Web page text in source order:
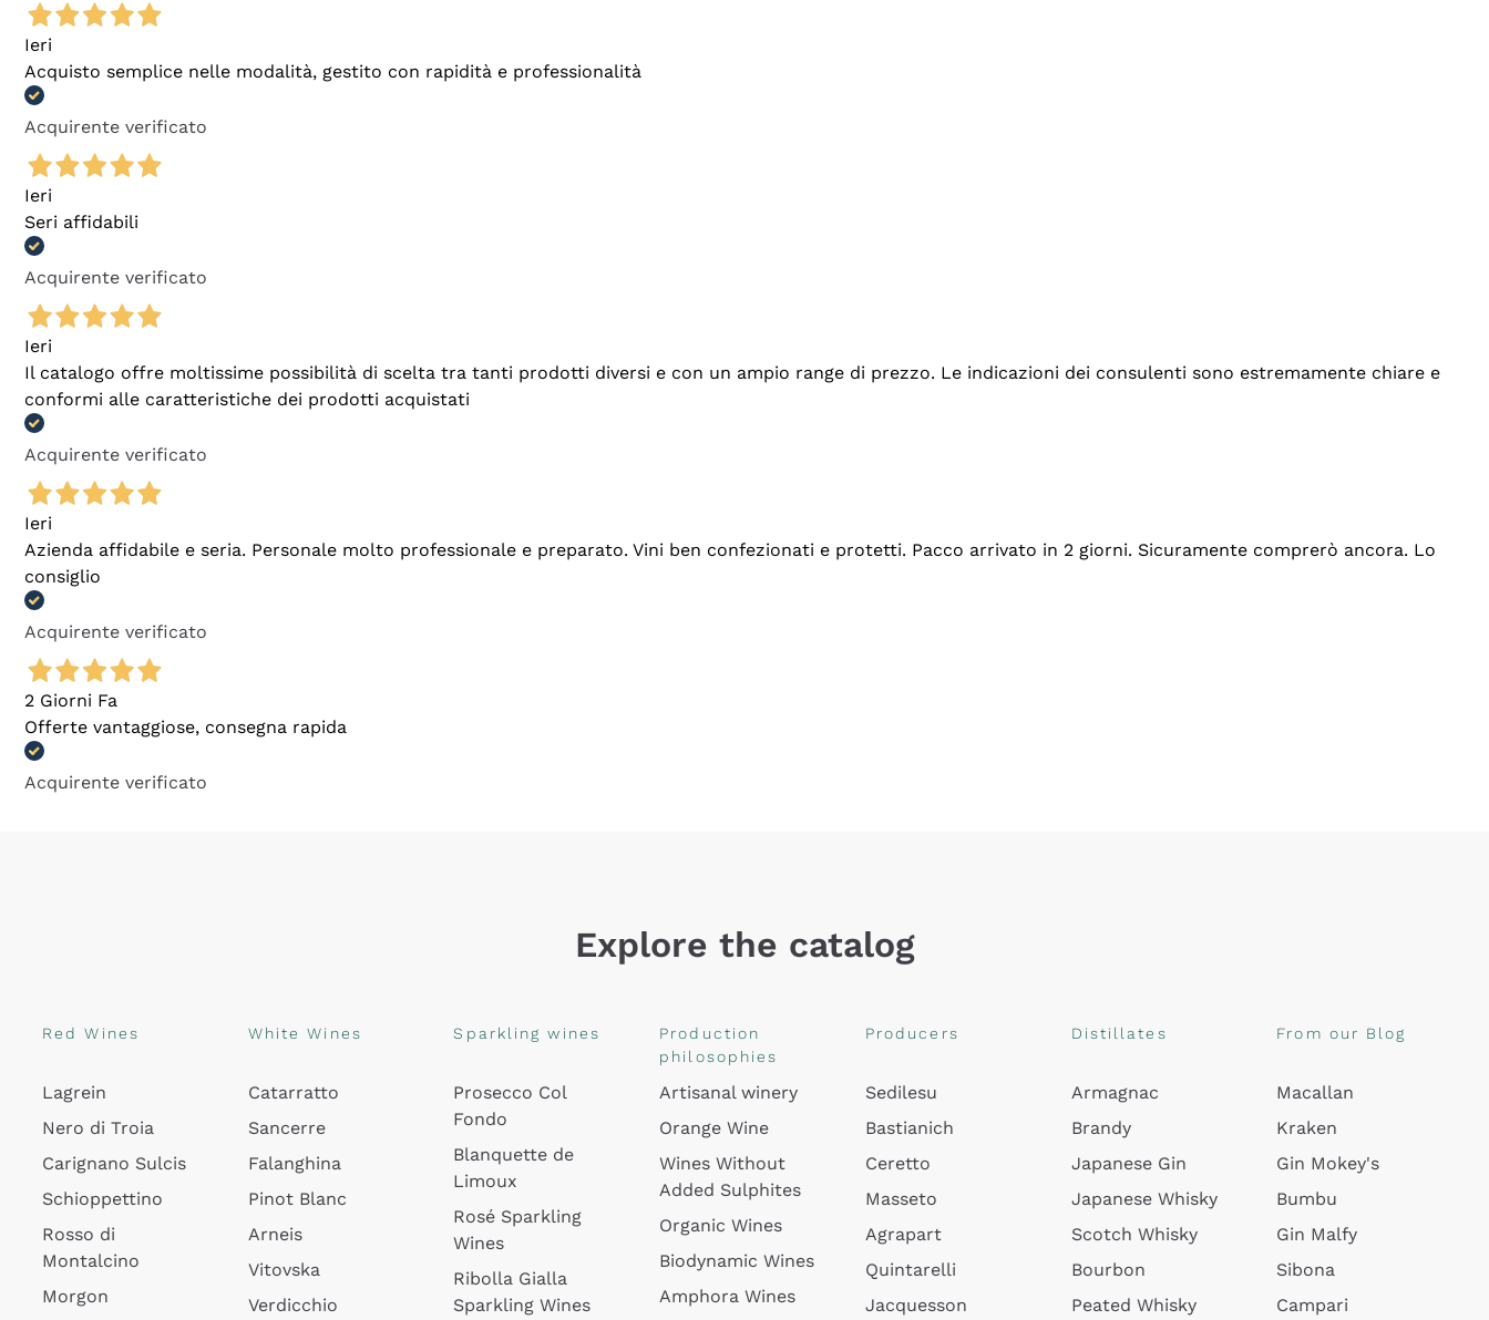
Ieri
Acquisto semplice nelle modalità, gestito con rapidità e professionalità
Acquirente verificato
Ieri
Seri affidabili
Acquirente verificato
Ieri
Il catalogo offre moltissime possibilità di scelta tra tanti prodotti diversi e con un ampio range di prezzo. Le indicazioni dei consulenti sono estremamente chiare e
conformi alle caratteristiche dei prodotti acquistati
Acquirente verificato
Ieri
Azienda affidabile e seria. Personale molto professionale e preparato. Vini ben confezionati e protetti. Pacco arrivato in 2 giorni. Sicuramente comprerò ancora. Lo
consiglio
Acquirente verificato
2 Giorni Fa
Offerte vantaggiose, consegna rapida
Acquirente verificato
Explore the catalog
Red Wines
Lagrein
Nero di Troia
Carignano Sulcis
Schioppettino
Rosso di
Montalcino
Morgon
White Wines
Catarratto
Sancerre
Falanghina
Pinot Blanc
Arneis
Vitovska
Verdicchio
Sparkling wines
Prosecco Col
Fondo
Blanquette de
Limoux
Rosé Sparkling
Wines
Ribolla Gialla
Sparkling Wines
Production
philosophies
Artisanal winery
Orange Wine
Wines Without
Added Sulphites
Organic Wines
Biodynamic Wines
Amphora Wines
Producers
Sedilesu
Bastianich
Ceretto
Masseto
Agrapart
Quintarelli
Jacquesson
Distillates
Armagnac
Brandy
Japanese Gin
Japanese Whisky
Scotch Whisky
Bourbon
Peated Whisky
From our Blog
Macallan
Kraken
Gin Mokey's
Bumbu
Gin Malfy
Sibona
Campari